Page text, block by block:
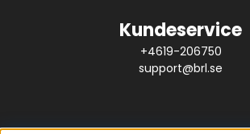
Kundeservice
+4619-206750
support@brl.se